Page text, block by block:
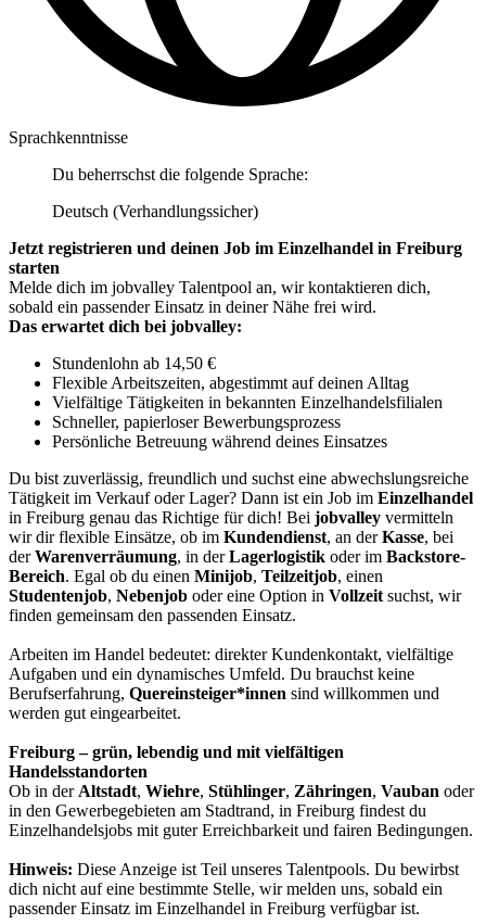
Sprachkenntnisse
Du beherrschst die folgende Sprache:
Deutsch (Verhandlungssicher)
Jetzt registrieren und deinen Job im Einzelhandel in Freiburg
starten
Melde dich im jobvalley Talentpool an, wir kontaktieren dich,
sobald ein passender Einsatz in deiner Nähe frei wird.
Das erwartet dich bei jobvalley:
Stundenlohn ab 14,50 €
Flexible Arbeitszeiten, abgestimmt auf deinen Alltag
Vielfältige Tätigkeiten in bekannten Einzelhandelsfilialen
Schneller, papierloser Bewerbungsprozess
Persönliche Betreuung während deines Einsatzes
Du bist zuverlässig, freundlich und suchst eine abwechslungsreiche
Tätigkeit im Verkauf oder Lager? Dann ist ein Job im Einzelhandel
in Freiburg genau das Richtige für dich! Bei jobvalley vermitteln
wir dir flexible Einsätze, ob im Kundendienst, an derKasse, bei
derWarenverräumung, in derLagerlogistik oder im Backstore-
Bereich. Egal ob du einen Minijob, Teilzeitjob, einen
Studentenjob, Nebenjob oder eine Option in Vollzeit suchst, wir
finden gemeinsam den passenden Einsatz.
Arbeiten im Handel bedeutet: direkter Kundenkontakt, vielfältige
Aufgaben und ein dynamisches Umfeld. Du brauchst keine
Berufserfahrung, Quereinsteiger*innen sind willkommen und
werden gut eingearbeitet.
Freiburg – grün, lebendig und mit vielfältigen
Handelsstandorten
Ob in der Altstadt, Wiehre, Stühlinger, Zähringen, Vauban oder
in den Gewerbegebieten am Stadtrand, in Freiburg findest du
Einzelhandelsjobs mit guter Erreichbarkeit und fairen Bedingungen.
Hinweis: Diese Anzeige ist Teil unseres Talentpools. Du bewirbst
dich nicht auf eine bestimmte Stelle, wir melden uns, sobald ein
passender Einsatz im Einzelhandel in Freiburg verfügbar ist.